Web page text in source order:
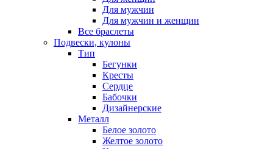
Для мужчин
Для мужчин и женщин
Все браслеты
Подвески, кулоны
Тип
Бегунки
Кресты
Сердце
Бабочки
Дизайнерские
Металл
Белое золото
Желтое золото